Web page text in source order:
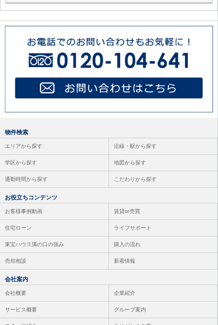
川崎市 川崎区（20件）
横須賀市（2件）
藤沢市（1件）
大和市（2件）
海老名市（1件）
物件検索
エリアから探す 沿線・駅から探す
学区から探す 地図から探す
通勤時間から探す こだわりから探す
お役立ちコンテンツ
お客様事例動画 賃貸or売買
住宅ローン ライフサポート
東宝ハウス溝の口の強み 購入の流れ
売却相談 新着情報
会社案内
会社概要 企業紹介
サービス概要 グループ案内